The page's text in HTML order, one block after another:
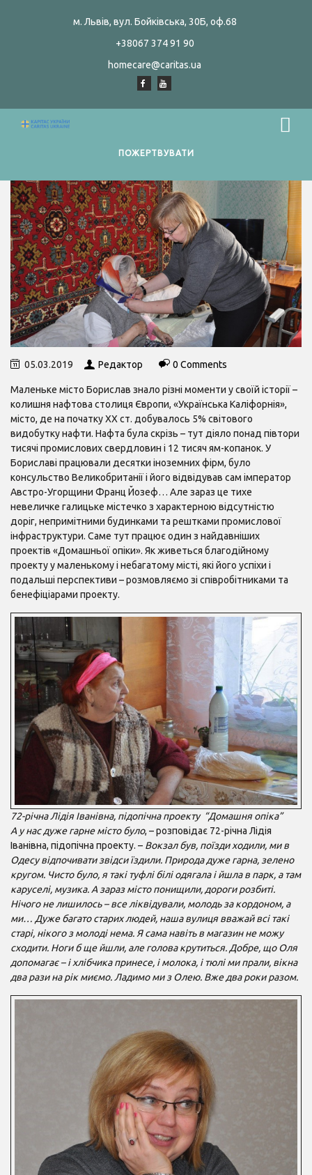
м. Львів, вул. Бойківська, 30Б, оф.68
+38067 374 91 90
homecare@caritas.ua
ПОЖЕРТВУВАТИ
05.03.2019 Редактор 0 Comments
Маленьке місто Борислав знало різні моменти у своїй історії –
колишня нафтова столиця Європи, «Українська Каліфорнія»,
місто, де на початку ХХ ст. добувалось 5% світового
видобутку нафти. Нафта була скрізь – тут діяло понад півтори
тисячі промислових свердловин і 12 тисяч ям-копанок. У
Бориславі працювали десятки іноземних фірм, було
консульство Великобританії і його відвідував сам імператор
Австро-Угорщини Франц Йозеф… Але зараз це тихе
невеличке галицьке містечко з характерною відсутністю
доріг, непримітними будинками та рештками промислової
інфраструктури. Саме тут працює один з найдавніших
проектів «Домашньої опіки». Як живеться благодійному
проекту у маленькому і небагатому місті, які його успіхи і
подальші перспективи – розмовляємо зі співробітниками та
бенефіціарами проекту.
72-річна Лідія Іванівна, підопічна проекту “Домашня опіка”
А у нас дуже гарне місто було, – розповідає 72-річна Лідія
Іванівна, підопічна проекту. – Вокзал був, поїзди ходили, ми в
Одесу відпочивати звідси їздили. Природа дуже гарна, зелено
кругом. Чисто було, я такі туфлі білі одягала і йшла в парк, а там
каруселі, музика. А зараз місто понищили, дороги розбиті.
Нічого не лишилось – все ліквідували, молодь за кордоном, а
ми… Дуже багато старих людей, наша вулиця вважай всі такі
старі, нікого з молоді нема. Я сама навіть в магазин не можу
сходити. Ноги б ще йшли, але голова крутиться. Добре, що Оля
допомагає – і хлібчика принесе, і молока, і тюлі ми прали, вікна
два рази на рік миємо. Ладимо ми з Олею. Вже два роки разом.